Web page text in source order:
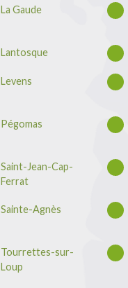
La Gaude
Lantosque
Levens
Pégomas
Saint-Jean-Cap-
Ferrat
Sainte-Agnès
Tourrettes-sur-
Loup